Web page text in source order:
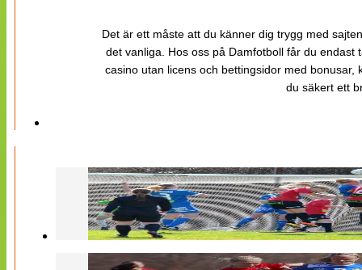
Det är ett måste att du känner dig trygg med
det vanliga. Hos oss på Damfotboll får du
casino utan licens och bettingsidor med
du säkert ett